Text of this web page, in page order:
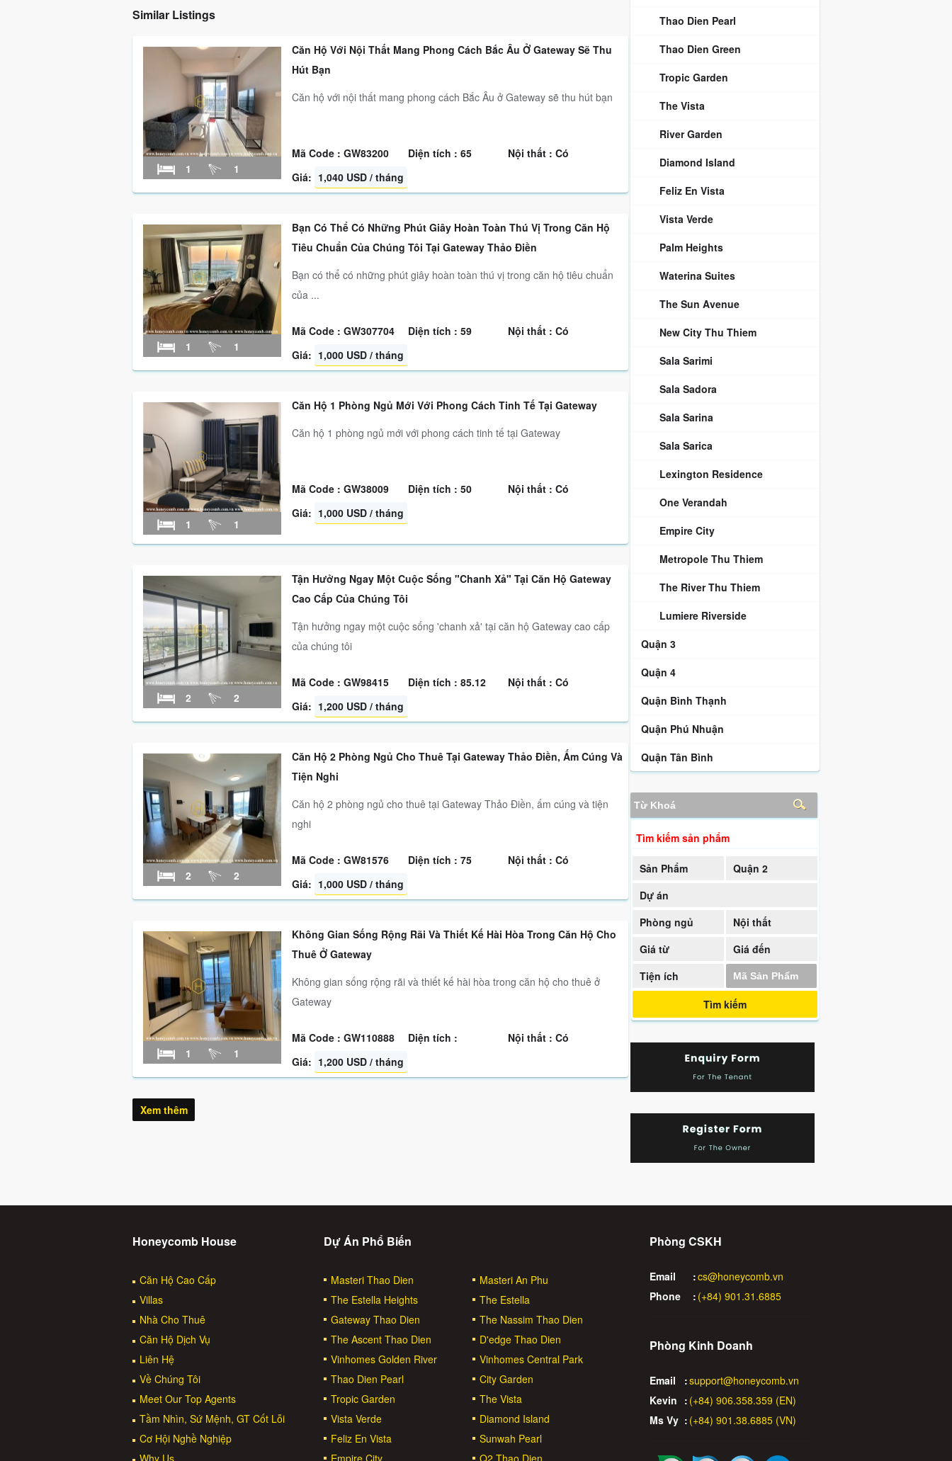
Similar Listings
1 1
Căn Hộ Với Nội Thất Mang Phong Cách Bắc Âu Ở Gateway Sẽ Thu
Hút Bạn
Căn hộ với nội thất mang phong cách Bắc Âu ở Gateway sẽ thu hút bạn
Mã Code : GW83200 Diện tích : 65
Nội thất : Có
Giá: 1,040 USD / tháng
1 1
Bạn Có Thể Có Những Phút Giây Hoàn Toàn Thú Vị Trong Căn Hộ
Tiêu Chuẩn Của Chúng Tôi Tại Gateway Thảo Điền
Bạn có thể có những phút giây hoàn toàn thú vị trong căn hộ tiêu chuẩn
của ...
Mã Code : GW307704 Diện tích : 59
Nội thất : Có
Giá: 1,000 USD / tháng
1 1
Căn Hộ 1 Phòng Ngủ Mới Với Phong Cách Tinh Tế Tại Gateway
Căn hộ 1 phòng ngủ mới với phong cách tinh tế tại Gateway
Mã Code : GW38009 Diện tích : 50
Nội thất : Có
Giá: 1,000 USD / tháng
2 2
Tận Hưởng Ngay Một Cuộc Sống "chanh Xả" Tại Căn Hộ Gateway
Cao Cấp Của Chúng Tôi
Tận hưởng ngay một cuộc sống 'chanh xả' tại căn hộ Gateway cao cấp
của chúng tôi
Mã Code : GW98415 Diện tích : 85.12
Nội thất : Có
Giá: 1,200 USD / tháng
2 2
Căn Hộ 2 Phòng Ngủ Cho Thuê Tại Gateway Thảo Điền, Ấm Cúng Và
Tiện Nghi
Căn hộ 2 phòng ngủ cho thuê tại Gateway Thảo Điền, ấm cúng và tiện
nghi
Mã Code : GW81576 Diện tích : 75
Nội thất : Có
Giá: 1,000 USD / tháng
1 1
Không Gian Sống Rộng Rãi Và Thiết Kế Hài Hòa Trong Căn Hộ Cho
Thuê Ở Gateway
Không gian sống rộng rãi và thiết kế hài hòa trong căn hộ cho thuê ở
Gateway
Mã Code : GW110888 Diện tích :
Nội thất : Có
Giá: 1,200 USD / tháng
Xem thêm
Thao Dien Pearl
Thao Dien Green
Tropic Garden
The Vista
River Garden
Diamond Island
Feliz En Vista
Vista Verde
Palm Heights
Waterina Suites
The Sun Avenue
New City Thu Thiem
Sala Sarimi
Sala Sadora
Sala Sarina
Sala Sarica
Lexington Residence
One Verandah
Empire City
Metropole Thu Thiem
The River Thu Thiem
Lumiere Riverside
Quận 3
Quận 4
Quận Bình Thạnh
Quận Phú Nhuận
Quận Tân Bình
Tìm kiếm sản phẩm
Sản Phẩm
Quận 2
Dự án
Phòng ngủ
Nội thất
Giá từ
Giá đến
Tiện ích
Honeycomb House
Căn Hộ Cao Cấp
Villas
Nhà Cho Thuê
Căn Hộ Dịch Vụ
Liên Hệ
Về Chúng Tôi
Meet Our Top Agents
Tầm Nhìn, Sứ Mệnh, GT Cốt Lỗi
Cơ Hội Nghề Nghiệp
Why Us
Dự Án Phổ Biến
Masteri Thao Dien
Masteri An Phu
The Estella Heights
The Estella
Gateway Thao Dien
The Nassim Thao Dien
The Ascent Thao Dien
D'edge Thao Dien
Vinhomes Golden River
Vinhomes Central Park
Thao Dien Pearl
City Garden
Tropic Garden
The Vista
Vista Verde
Diamond Island
Feliz En Vista
Sunwah Pearl
Empire City
Q2 Thao Dien
Phòng CSKH
Email :cs@honeycomb.vn
Phone
: (+84) 901.31.6885
Phòng Kinh Doanh
Email :support@honeycomb.vn
Kevin : (+84) 906.358.359 (EN)
Ms Vy : (+84) 901.38.6885 (VN)